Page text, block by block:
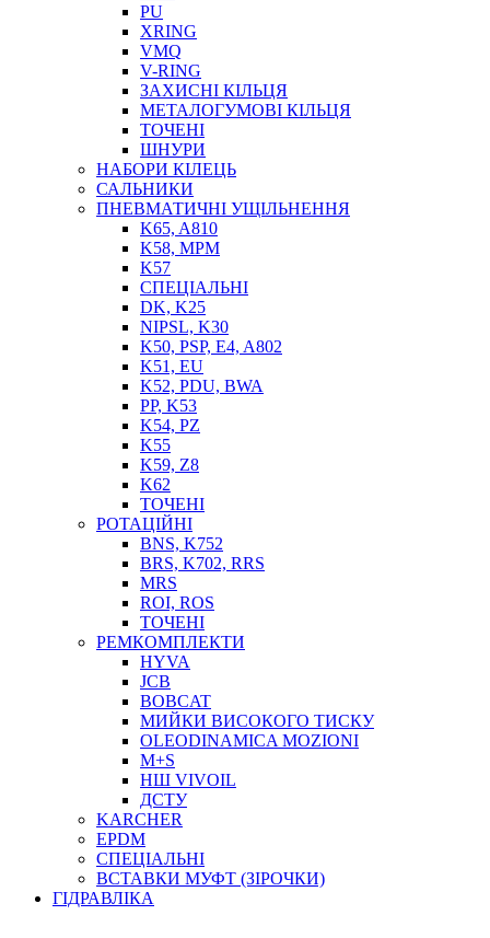
ПІСТОЛЕТИ
НАСОСИ ТА ПОМПИ
НАГНІТАЧІ
МУФТИ (НАСАДКИ) ДЛЯ ШПРИЦІВ
МАСЛЯНКИ, ЛІЙКИ
ПРЕС-МАСЛЯНКИ
ШЛАНГИ, ТРУБКИ
ШПРИЦИ МАСТИЛЬНІ
ТОСОЛ, АНТИФРИЗ
ОЛИВА-ПАЛИВО
ПОВІТРЯ-ВОДА
ДЛЯ ЗВАРЮВАННЯ
НАПІРНО-ВСМОКТУЮЧІ
ФІЛЬТРИ ДЛЯ ПАЛЬНОГО
ПІДДОНИ ДЛЯ БОЧОК
МОДУЛЬНІ АЗС
МЕТРОЛОГІЧНЕ ОБЛАДНАННЯ
ЛІЧИЛЬНИКИ І ВИТРАТОМІРИ ДЛЯ ПАЛЬНОГО
КОТУШКИ ДЛЯ ШЛАНГІВ
PU
XRING
VMQ
V-RING
ЗАХИСНІ КІЛЬЦЯ
МЕТАЛОГУМОВІ КІЛЬЦЯ
ТОЧЕНІ
ШНУРИ
НАБОРИ КІЛЕЦЬ
САЛЬНИКИ
ПНЕВМАТИЧНІ УЩІЛЬНЕННЯ
K65, A810
K58, MPM
K57
СПЕЦІАЛЬНІ
DK, K25
NIPSL, K30
K50, PSP, E4, A802
K51, EU
K52, PDU, BWA
PP, K53
K54, PZ
K55
K59, Z8
K62
ТОЧЕНІ
РОТАЦІЙНІ
BNS, K752
BRS, K702, RRS
MRS
ROI, ROS
ТОЧЕНІ
РЕМКОМПЛЕКТИ
HYVA
JCB
BOBCAT
МИЙКИ ВИСОКОГО ТИСКУ
OLEODINAMICA MOZIONI
M+S
НШ VIVOIL
ДСТУ
KARCHER
EPDM
СПЕЦІАЛЬНІ
ВСТАВКИ МУФТ (ЗІРОЧКИ)
ГІДРАВЛІКА